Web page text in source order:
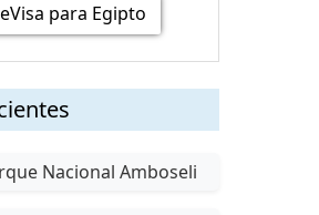
para Egipto
Nacional Amboseli